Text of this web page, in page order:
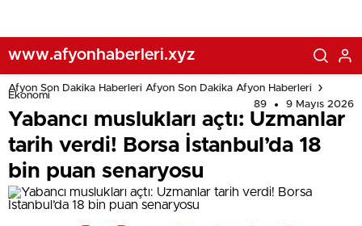
www.afyonhaberleri.xyz
Afyon Son Dakika Haberleri Afyon Son Dakika Afyon Haberleri
Ekonomi
89
9 Mayıs 2026
Yabancı muslukları açtı: Uzmanlar
tarih verdi! Borsa İstanbul’da 18
bin puan senaryosu